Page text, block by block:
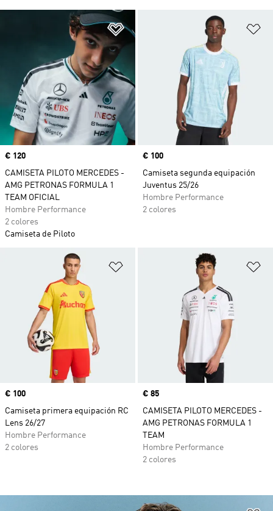
Añadir a la lista de deseos
Precio
€ 120
CAMISETA PILOTO MERCEDES -
AMG PETRONAS FORMULA 1
TEAM OFICIAL
Hombre Performance
2 colores
Camiseta de Piloto
Precio
€ 100
Camiseta segunda equipación
Juventus 25/26
Hombre Performance
2 colores
Añadir a la lista de deseos
Precio
€ 100
Camiseta primera equipación RC
Lens 26/27
Hombre Performance
2 colores
Precio
€ 85
CAMISETA PILOTO MERCEDES -
AMG PETRONAS FORMULA 1
TEAM
Hombre Performance
2 colores